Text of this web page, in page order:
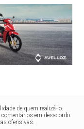
de quem realizá-lo.
em desacordo
ofensivas.